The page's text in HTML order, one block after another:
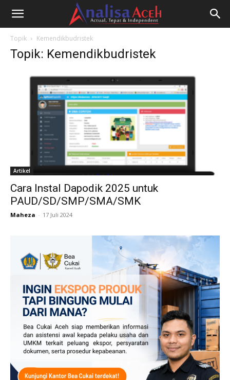
Topik Kemendikbudristek
Topik: Kemendikbudristek
Artikel
Cara Instal Dapodik 2025 untuk
PAUD/SD/SMP/SMA/SMK
Maheza - 17 Juli 2024